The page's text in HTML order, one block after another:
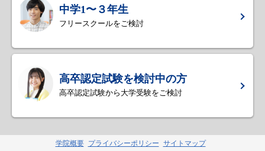
中学1〜３年生
フリースクールをご検討
高卒認定試験を検討中の方
高卒認定試験から大学受験をご検討
学院概要 プライバシーポリシー サイトマップ